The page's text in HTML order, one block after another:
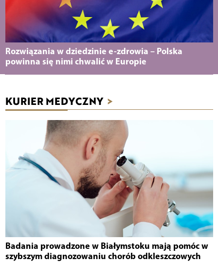
Rozwiązania w dziedzinie e-zdrowia – Polska
powinna się nimi chwalić w Europie
KURIER MEDYCZNY >
Badania prowadzone w Białymstoku mają pomóc w
szybszym diagnozowaniu chorób odkleszczowych